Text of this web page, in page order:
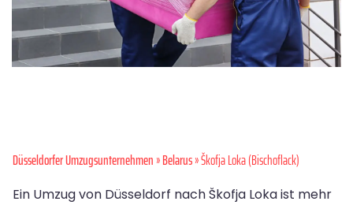
Düsseldorfer Umzugsunternehmen»Belarus» Škofja Loka (Bischoflack)
Ein Umzug von Düsseldorf nach Škofja Loka ist mehr